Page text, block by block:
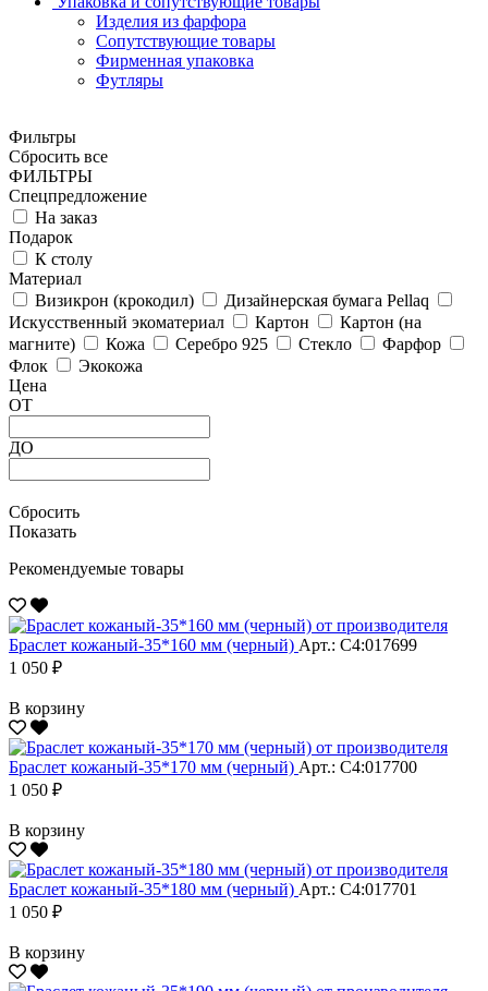
Изделия из фарфора
Сопутствующие товары
Фирменная упаковка
Футляры
Фильтры
Сбросить все
ФИЛЬТРЫ
Спецпредложение
На заказ
Подарок
К столу
Материал
Визикрон (крокодил)
Дизайнерская бумага Pellaq
Искусственный экоматериал
Картон
Картон (на
магните)
Кожа Серебро 925 Стекло
Фарфор
Флок
Экокожа
Цена
ОТ
ДО
Сбросить
Показать
Рекомендуемые товары
Браслет кожаный-35*160 мм (черный) Арт.: С4:017699
1 050 ₽
В корзину
Браслет кожаный-35*170 мм (черный) Арт.: С4:017700
1 050 ₽
В корзину
Браслет кожаный-35*180 мм (черный) Арт.: С4:017701
1 050 ₽
В корзину